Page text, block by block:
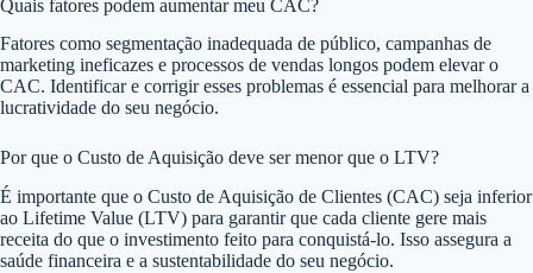
Quais fatores podem aumentar meu CAC?
Fatores como segmentação inadequada de público, campanhas de
marketing ineficazes e processos de vendas longos podem elevar o
CAC. Identificar e corrigir esses problemas é essencial para melhorar a
lucratividade do seu negócio.
Por que o Custo de Aquisição deve ser menor que o LTV?
É importante que o Custo de Aquisição de Clientes (CAC) seja inferior
ao Lifetime Value (LTV) para garantir que cada cliente gere mais
receita do que o investimento feito para conquistá-lo. Isso assegura a
saúde financeira e a sustentabilidade do seu negócio.